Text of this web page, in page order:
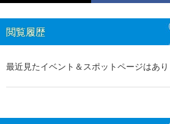
閲覧履歴
最近見たイベント＆スポットページはあり